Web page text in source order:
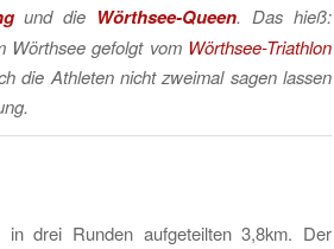
und die Wörthsee-Queen. Das hieß:
Wörthsee gefolgt vom Wörthsee-Triathlon
die Athleten nicht zweimal sagen lassen
drei Runden aufgeteilten 3,8km. Der